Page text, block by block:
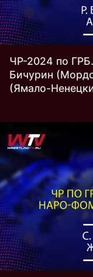
ЧР-2024 по
Бичурин
(Ямало-